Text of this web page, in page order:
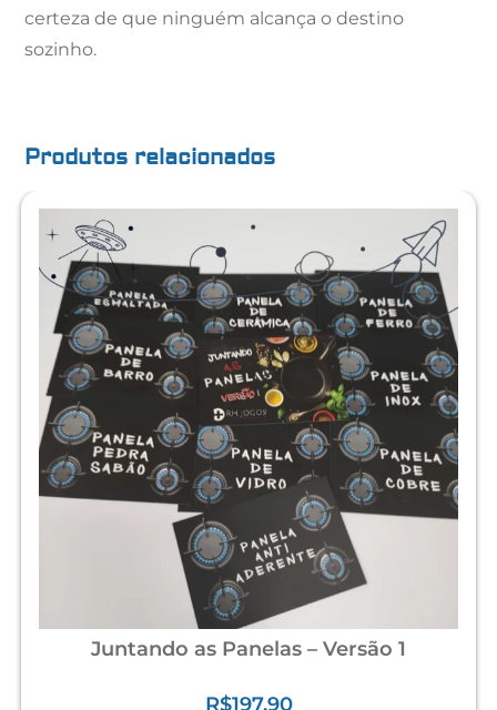
certeza de que ninguém alcança o destino
sozinho.
Produtos relacionados
Juntando as Panelas – Versão 1
R$197,90